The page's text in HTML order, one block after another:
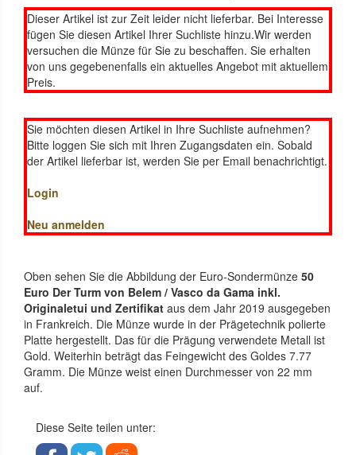
Dieser Artikel ist zur Zeit leider nicht lieferbar. Bei Interesse
fügen Sie diesen Artikel Ihrer Suchliste hinzu.Wir werden
versuchen die Münze für Sie zu beschaffen. Sie erhalten
von uns gegebenenfalls ein aktuelles Angebot mit aktuellem
Preis.
Sie möchten diesen Artikel in Ihre Suchliste aufnehmen?
Bitte loggen Sie sich mit Ihren Zugangsdaten ein. Sobald
der Artikel lieferbar ist, werden Sie per Email benachrichtigt.
Login
Neu anmelden
Oben sehen Sie die Abbildung der Euro-Sondermünze 50
Euro Der Turm von Belem / Vasco da Gama inkl.
Originaletui und Zertifikat aus dem Jahr 2019 ausgegeben
in Frankreich. Die Münze wurde in der Prägetechnik polierte
Platte hergestellt. Das für die Prägung verwendete Metall ist
Gold. Weiterhin beträgt das Feingewicht des Goldes 7.77
Gramm. Die Münze weist einen Durchmesser von 22 mm
auf.
Diese Seite teilen unter: